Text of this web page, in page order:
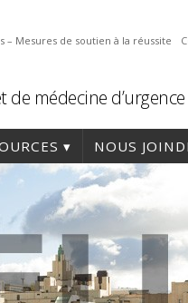
– Mesures de soutien à la réussite
médecine d’urgence
NOUS